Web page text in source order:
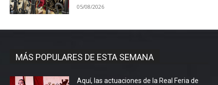
05/08/2026
MÁS POPULARES DE ESTA SEMANA
Aquí, las actuaciones de la Real Feria de